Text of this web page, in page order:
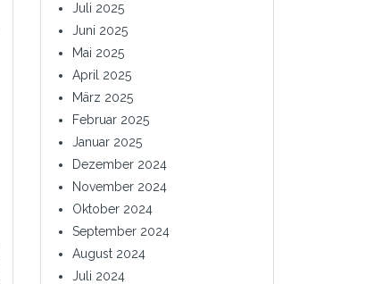
Juli 2025
Juni 2025
Mai 2025
April 2025
März 2025
Februar 2025
Januar 2025
Dezember 2024
November 2024
Oktober 2024
September 2024
August 2024
Juli 2024